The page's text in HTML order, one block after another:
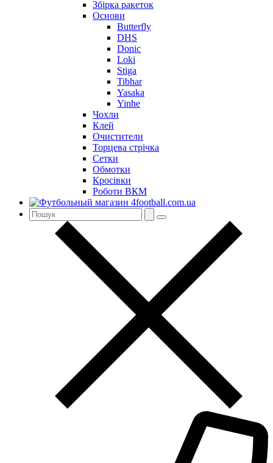
Збірка ракеток
Основи
Butterfly
DHS
Donic
Loki
Stiga
Tibhar
Yasaka
Yinhe
Чохли
Клей
Очистители
Торцева стрічка
Сетки
Обмотки
Кросівки
Роботи ВКМ